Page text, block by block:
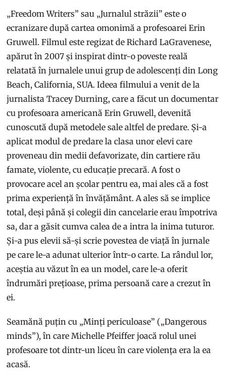
„Freedom Writers” sau „Jurnalul străzii” este o
ecranizare după cartea omonimă a profesoarei Erin
Gruwell. Filmul este regizat de Richard LaGravenese,
apărut în 2007 și inspirat dintr-o poveste reală
relatată în jurnalele unui grup de adolescenți din Long
Beach, California, SUA. Ideea filmului a venit de la
jurnalista Tracey Durning, care a făcut un documentar
cu profesoara americană Erin Gruwell, devenită
cunoscută după metodele sale altfel de predare. Și-a
aplicat modul de predare la clasa unor elevi care
proveneau din medii defavorizate, din cartiere rău
famate, violente, cu educație precară. A fost o
provocare acel an școlar pentru ea, mai ales că a fost
prima experiență în învățământ. A ales să se implice
total, deși până și colegii din cancelarie erau împotriva
sa, dar a găsit cumva calea de a intra la inima tuturor.
Și-a pus elevii să-și scrie povestea de viață în jurnale
pe care le-a adunat ulterior într-o carte. La rândul lor,
aceștia au văzut în ea un model, care le-a oferit
îndrumări prețioase, prima persoană care a crezut în
ei.
Seamănă puțin cu „Minți periculoase” („Dangerous
minds”), în care Michelle Pfeiffer joacă rolul unei
profesoare tot dintr-un liceu în care violența era la ea
acasă.